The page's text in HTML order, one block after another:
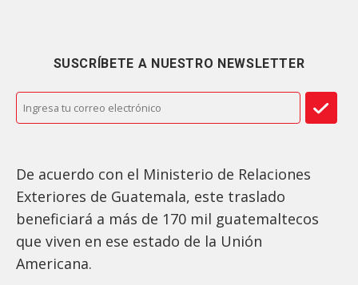
SUSCRÍBETE A NUESTRO NEWSLETTER
De acuerdo con el Ministerio de Relaciones
Exteriores de Guatemala, este traslado
beneficiará a más de 170 mil guatemaltecos
que viven en ese estado de la Unión
Americana.